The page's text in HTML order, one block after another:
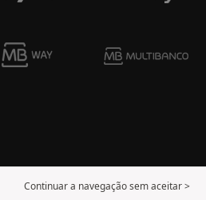
Continuar a navegação sem aceitar >